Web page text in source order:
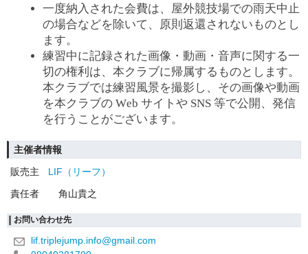
一度納入された会費は、屋外競技場での雨天中止
の場合などを除いて、原則返還されないものとし
ます。
練習中に記録された画像・動画・音声に関する一
切の権利は、本クラブに帰属するものとします。
本クラブでは練習風景を撮影し、その画像や動画
を本クラブの Web サイトや SNS 等で公開、発信
を行うことがございます。
主催者情報
販売主
LIF（リーフ）
責任者
角山貴之
お問い合わせ先
lif.triplejump.info@gmail.com